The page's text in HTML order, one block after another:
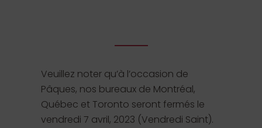
Veuillez noter qu’à l’occasion de
Pâques, nos bureaux de Montréal,
Québec et Toronto seront fermés le
vendredi 7 avril, 2023 (Vendredi Saint).